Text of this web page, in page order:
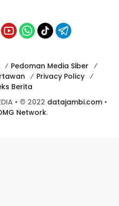
Pedoman Media Siber
Privacy Policy
Berita
• © 2022 datajambi.com •
Network.